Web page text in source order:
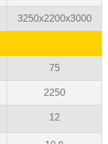
3250х2200х3000
75
2250
12